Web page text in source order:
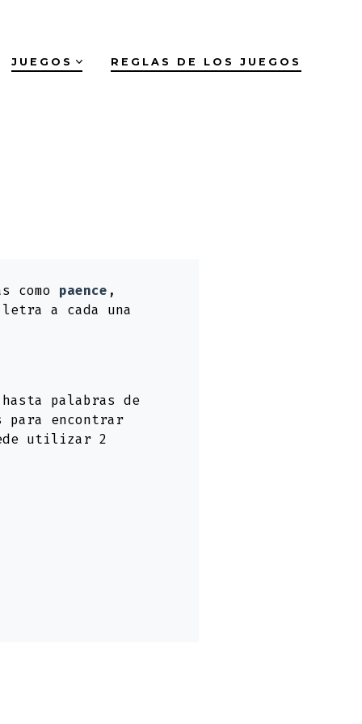
JUEGOS REGLAS DE LOS JUEGOS
como paence ,
a cada una
palabras de
encontrar
utilizar 2